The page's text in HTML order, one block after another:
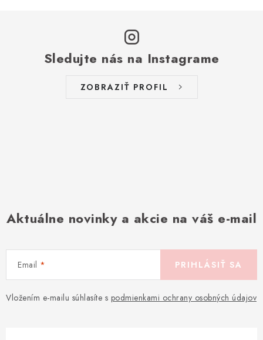
Sledujte nás na Instagrame
ZOBRAZIŤ PROFIL
Aktuálne novinky a akcie na váš e-mail
Email
Vložením e-mailu súhlasíte s podmienkami ochrany osobných údajov
PRIHLÁSIŤ SA